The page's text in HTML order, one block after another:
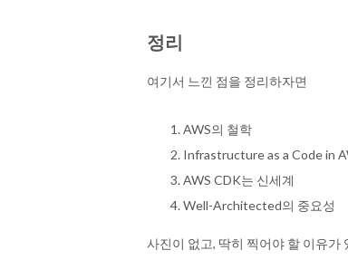
정리
여기서 느낀 점을 정리하자면
AWS의 철학
Infrastructure as a Code in
AWS CDK는 신세계
Well-Architected의 중요성
사진이 없고, 딱히 찍어야 할 이유가